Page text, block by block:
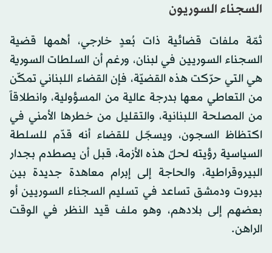
السجناء السوريون
ثمّة ملفات قضائية ذات بُعدٍ خارجي، أهمها قضية
السجناء السوريين في لبنان، ورغم أن السلطات السورية
هي التي حرّكت هذه القضيّة، فإن القضاء اللبناني تمكّن
من التعاطي معها بدرجة عالية من المسؤولية، وانطلاقاً
من المصلحة اللبنانية، والتقليل من خطرها الأمني في
اكتظاظ السجون، ويسجّل للقضاء أنه قدّم للسلطة
السياسية رؤيته لحلّ هذه الأزمة، قبل أن يصطدم بجدار
البيروقراطية، والحاجة إلى إبرام معاهدة جديدة بين
بيروت ودمشق تساعد في تسليم السجناء السوريين أو
بعضهم إلى بلادهم، وهو ملف قيد النظر في الوقت
الراهن.